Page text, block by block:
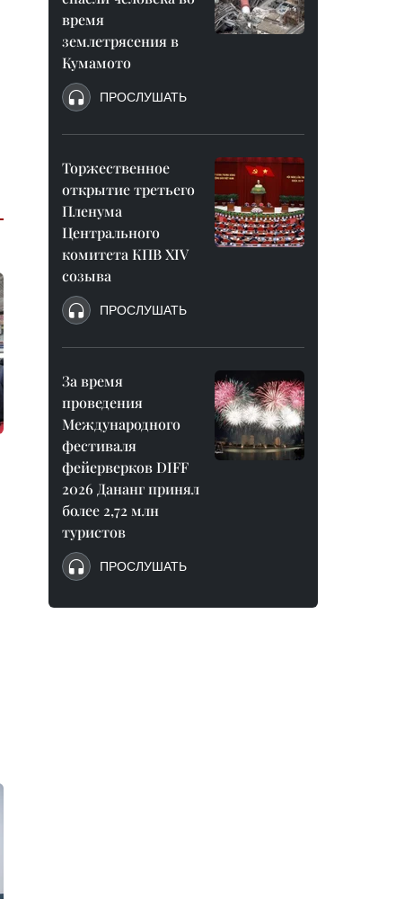
время
землетрясения в
Кумамото
ПРОСЛУШАТЬ
Торжественное
открытие третьего
Пленума
Центрального
комитета КПВ XIV
созыва
ПРОСЛУШАТЬ
За время
проведения
Международного
фестиваля
фейерверков DIFF
2026 Дананг принял
более 2,72 млн
туристов
ПРОСЛУШАТЬ